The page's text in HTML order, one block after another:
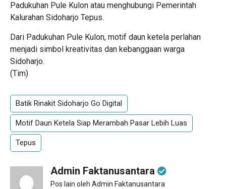
Padukuhan Pule Kulon atau menghubungi Pemerintah
Kalurahan Sidoharjo Tepus.
Dari Padukuhan Pule Kulon, motif daun ketela perlahan
menjadi simbol kreativitas dan kebanggaan warga
Sidoharjo.
(Tim)
Batik Rinakit Sidoharjo Go Digital
Motif Daun Ketela Siap Merambah Pasar Lebih Luas
Tepus
Admin Faktanusantara
Pos lain oleh Admin Faktanusantara